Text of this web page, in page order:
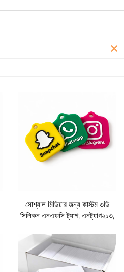
সোশ্যাল মিডিয়ার জন্য কাস্টম ৩ডি
সিলিকন এনএফসি ট্যাগ, এনট্যাগ২১৩,
মুদ্রিত, গুগল রিভিউ, ইনস্টাগ্রাম, টিকটক,
এনএফসি ট্যাগ